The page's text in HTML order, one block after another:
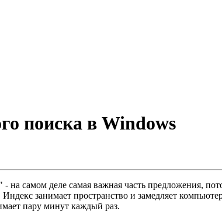
поиска в Windows
самом деле самая важная часть предложения,
занимает пространство и замедляет
пару минут каждый раз.